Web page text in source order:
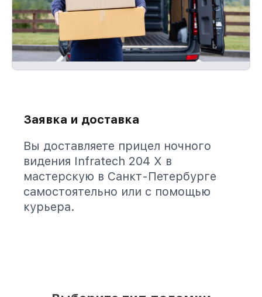
Заявка и доставка
Вы доставляете прицел ночного
видения Infratech 204 Х в
мастерскую в Санкт-Петербурге
самостоятельно или с помощью
курьера.